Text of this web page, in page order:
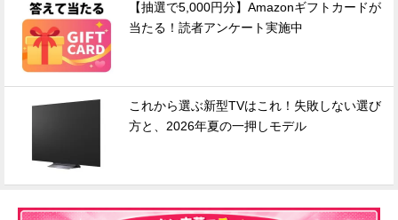
【抽選で5,000円分】Amazonギフトカードが
当たる！読者アンケート実施中
これから選ぶ新型TVはこれ！失敗しない選び
方と、2026年夏の一押しモデル